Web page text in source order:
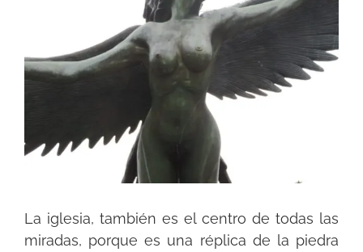
La iglesia, también es el centro de todas las
miradas, porque es una réplica de la piedra